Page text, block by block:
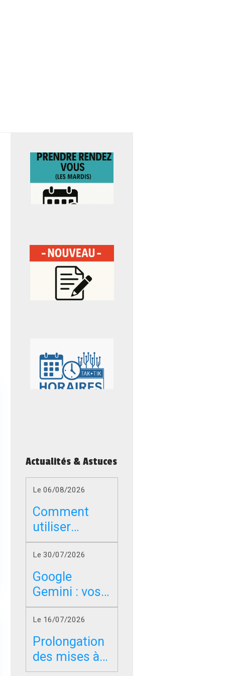
Actualités & Astuces
Le 06/08/2026
Comment
utiliser
Google sans
les résumés
IA dans
Chrome, Edge
Google
Gemini : vos
photos,
vidéos et
messages
peuvent-ils
Le 16/07/2026